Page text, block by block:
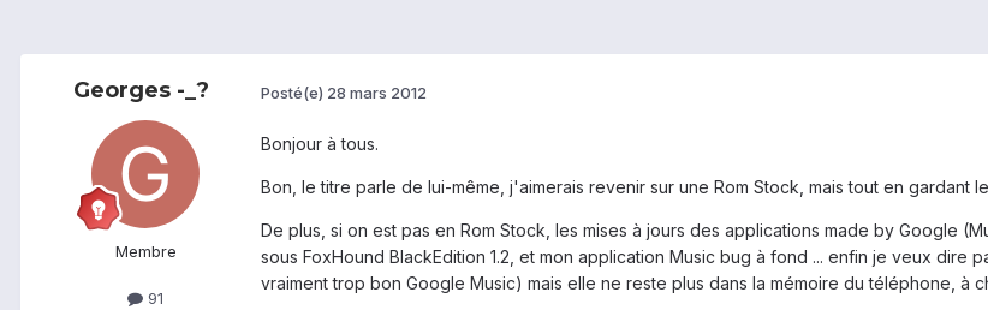
Georges -_?
Membre
91
Posté(e) 28 mars 2012
Bonjour à tous.
Bon, le titre parle de lui-même, j'aimerais revenir sur une Rom Stock, mais tout en gardant
De plus, si on est pas en Rom Stock, les mises à jours des applications made by Google
sous FoxHound BlackEdition 1.2, et mon application Music bug à fond ... enfin je veux
vraiment trop bon Google Music) mais elle ne reste plus dans la mémoire du téléphone, à